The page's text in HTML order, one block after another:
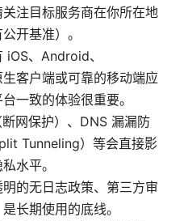
注目标服务商在你所在地
开基准）。
、Android、
客户端或可靠的移动端应
一致的体验很重要。
网保护）、DNS 漏漏防
Tunneling）等会直接影
水平。
的无日志政策、第三方审
长期使用的底线。